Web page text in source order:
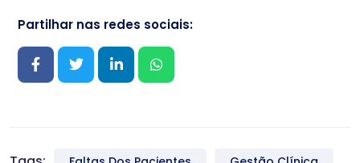
Partilhar nas redes sociais: